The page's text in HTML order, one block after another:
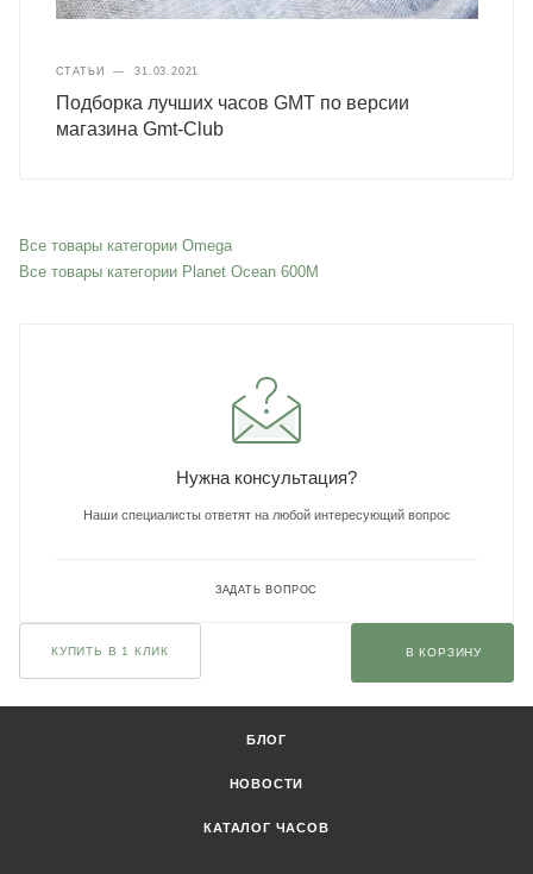
СТАТЬИ — 31.03.2021
Подборка лучших часов GMT по версии
магазина Gmt-Club
Все товары категории Omega
Все товары категории Planet Ocean 600M
Нужна консультация?
Наши специалисты ответят на любой интересующий вопрос
ЗАДАТЬ ВОПРОС
КУПИТЬ В 1 КЛИК В КОРЗИНУ
БЛОГ
НОВОСТИ
КАТАЛОГ ЧАСОВ